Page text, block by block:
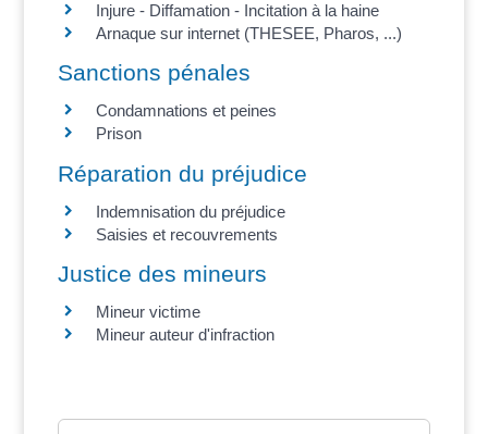
Injure - Diffamation - Incitation à la haine
Arnaque sur internet (THESEE, Pharos, ...)
Sanctions pénales
Condamnations et peines
Prison
Réparation du préjudice
Indemnisation du préjudice
Saisies et recouvrements
Justice des mineurs
Mineur victime
Mineur auteur d'infraction